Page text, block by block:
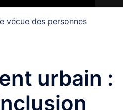
vécue des personnes
urbain :